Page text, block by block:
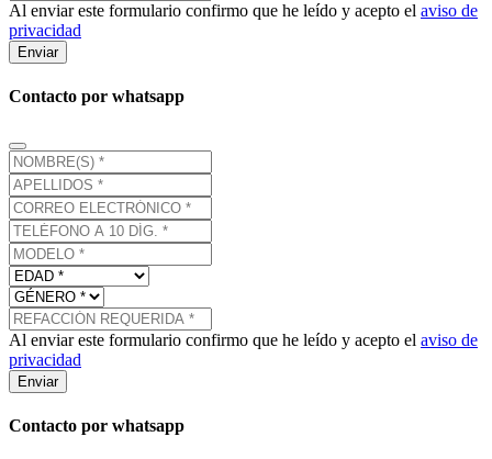
Al enviar este formulario confirmo que he leído y acepto el aviso de
privacidad
Enviar
Contacto por whatsapp
Al enviar este formulario confirmo que he leído y acepto el aviso de
privacidad
Enviar
Contacto por whatsapp